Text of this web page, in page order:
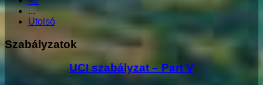
...
Utolsó
Szabályzatok
UCI szabályzat – Part V